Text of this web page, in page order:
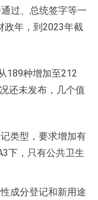
过、总统签字等一
政年，到2023年截
189种增加至212
还未发布，几个值
类型，要求增加有
下，只有公共卫生
成分登记和新用途